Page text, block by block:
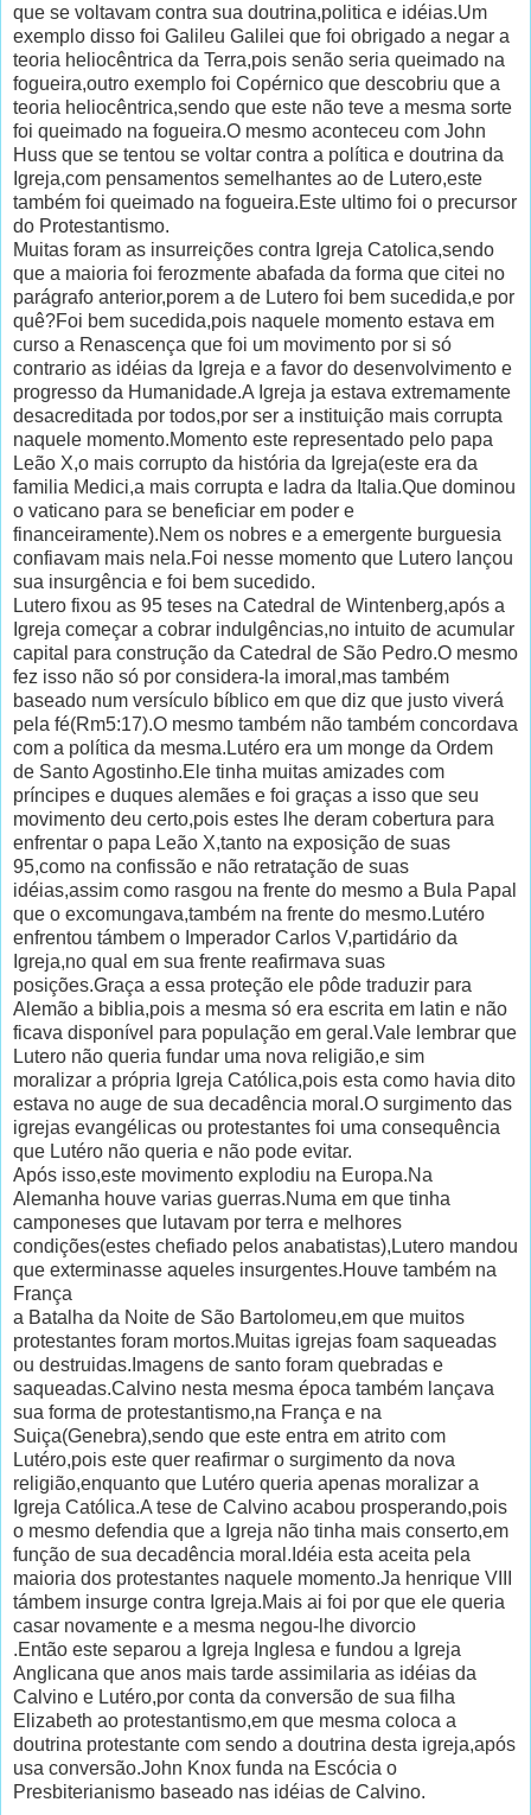
que se voltavam contra sua doutrina,politica e idéias.Um
exemplo disso foi Galileu Galilei que foi obrigado a negar a
teoria heliocêntrica da Terra,pois senão seria queimado na
fogueira,outro exemplo foi Copérnico que descobriu que a
teoria heliocêntrica,sendo que este não teve a mesma sorte
foi queimado na fogueira.O mesmo aconteceu com John
Huss que se tentou se voltar contra a política e doutrina da
Igreja,com pensamentos semelhantes ao de Lutero,este
também foi queimado na fogueira.Este ultimo foi o precursor
do Protestantismo.
Muitas foram as insurreições contra Igreja Catolica,sendo
que a maioria foi ferozmente abafada da forma que citei no
parágrafo anterior,porem a de Lutero foi bem sucedida,e por
quê?Foi bem sucedida,pois naquele momento estava em
curso a Renascença que foi um movimento por si só
contrario as idéias da Igreja e a favor do desenvolvimento e
progresso da Humanidade.A Igreja ja estava extremamente
desacreditada por todos,por ser a instituição mais corrupta
naquele momento.Momento este representado pelo papa
Leão X,o mais corrupto da história da Igreja(este era da
familia Medici,a mais corrupta e ladra da Italia.Que dominou
o vaticano para se beneficiar em poder e
financeiramente).Nem os nobres e a emergente burguesia
confiavam mais nela.Foi nesse momento que Lutero lançou
sua insurgência e foi bem sucedido.
Lutero fixou as 95 teses na Catedral de Wintenberg,após a
Igreja começar a cobrar indulgências,no intuito de acumular
capital para construção da Catedral de São Pedro.O mesmo
fez isso não só por considera-la imoral,mas também
baseado num versículo bíblico em que diz que justo viverá
pela fé(Rm5:17).O mesmo também não também concordava
com a política da mesma.Lutéro era um monge da Ordem
de Santo Agostinho.Ele tinha muitas amizades com
príncipes e duques alemães e foi graças a isso que seu
movimento deu certo,pois estes lhe deram cobertura para
enfrentar o papa Leão X,tanto na exposição de suas
95,como na confissão e não retratação de suas
idéias,assim como rasgou na frente do mesmo a Bula Papal
que o excomungava,também na frente do mesmo.Lutéro
enfrentou támbem o Imperador Carlos V,partidário da
Igreja,no qual em sua frente reafirmava suas
posições.Graça a essa proteção ele pôde traduzir para
Alemão a biblia,pois a mesma só era escrita em latin e não
ficava disponível para população em geral.Vale lembrar que
Lutero não queria fundar uma nova religião,e sim
moralizar a própria Igreja Católica,pois esta como havia dito
estava no auge de sua decadência moral.O surgimento das
igrejas evangélicas ou protestantes foi uma consequência
que Lutéro não queria e não pode evitar.
Após isso,este movimento explodiu na Europa.Na
Alemanha houve varias guerras.Numa em que tinha
camponeses que lutavam por terra e melhores
condições(estes chefiado pelos anabatistas),Lutero mandou
que exterminasse aqueles insurgentes.Houve também na
França
a Batalha da Noite de São Bartolomeu,em que muitos
protestantes foram mortos.Muitas igrejas foam saqueadas
ou destruidas.Imagens de santo foram quebradas e
saqueadas.Calvino nesta mesma época também lançava
sua forma de protestantismo,na França e na
Suiça(Genebra),sendo que este entra em atrito com
Lutéro,pois este quer reafirmar o surgimento da nova
religião,enquanto que Lutéro queria apenas moralizar a
Igreja Católica.A tese de Calvino acabou prosperando,pois
o mesmo defendia que a Igreja não tinha mais conserto,em
função de sua decadência moral.Idéia esta aceita pela
maioria dos protestantes naquele momento.Ja henrique VIII
támbem insurge contra Igreja.Mais ai foi por que ele queria
casar novamente e a mesma negou-lhe divorcio
.Então este separou a Igreja Inglesa e fundou a Igreja
Anglicana que anos mais tarde assimilaria as idéias da
Calvino e Lutéro,por conta da conversão de sua filha
Elizabeth ao protestantismo,em que mesma coloca a
doutrina protestante com sendo a doutrina desta igreja,após
usa conversão.John Knox funda na Escócia o
Presbiterianismo baseado nas idéias de Calvino.